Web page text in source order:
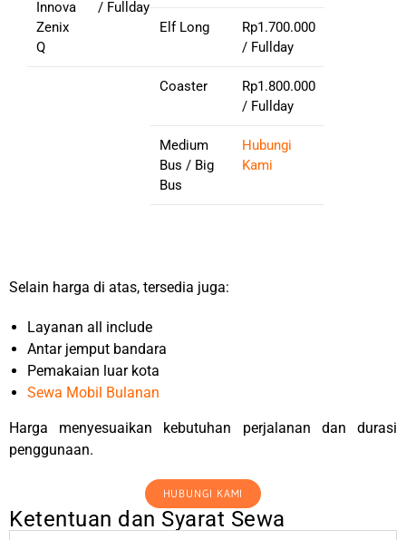
Innova
Zenix
Q
/ Fullday
Elf Long
Rp1.700.000
/ Fullday
Coaster
Rp1.800.000
/ Fullday
Medium
Bus / Big
Bus
Hubungi
Kami
Selain harga di atas, tersedia juga:
Layanan all include
Antar jemput bandara
Pemakaian luar kota
Sewa Mobil Bulanan
Harga menyesuaikan kebutuhan perjalanan dan durasi
penggunaan.
HUBUNGI KAMI
Ketentuan dan Syarat Sewa